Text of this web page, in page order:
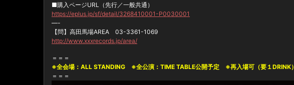
■購入ページURL（先行／一般共通）
https://eplus.jp/sf/detail/3268410001-P0030001
—-
【問】高田馬場AREA 03-3361-1069
http://www.xxxrecords.jp/area/
＝＝＝
※全会場：ALL STANDING ※全公演：TIME TABLE公開予定 ※再入場可（要１DRINK）
＝＝＝